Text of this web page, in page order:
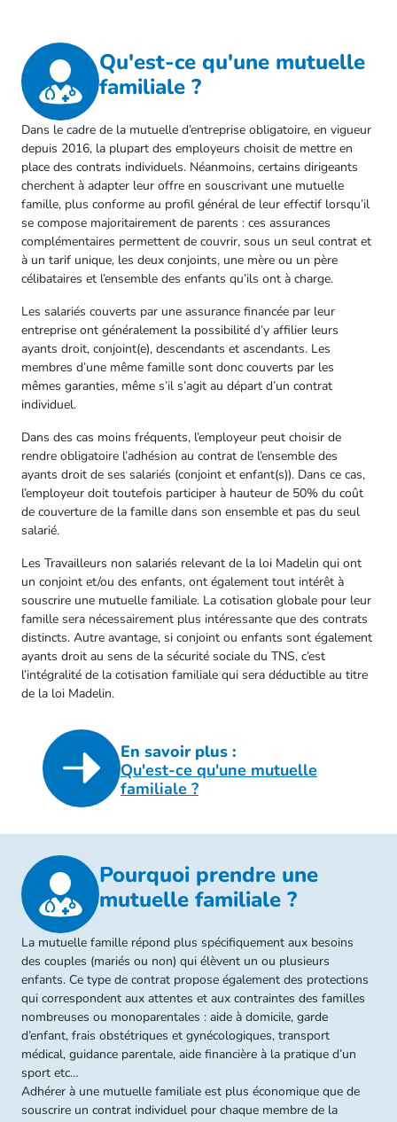
Qu'est-ce qu'une mutuelle
familiale ?
Dans le cadre de la mutuelle d’entreprise obligatoire, en vigueur
depuis 2016, la plupart des employeurs choisit de mettre en
place des contrats individuels. Néanmoins, certains dirigeants
cherchent à adapter leur offre en souscrivant une mutuelle
famille, plus conforme au profil général de leur effectif lorsqu’il
se compose majoritairement de parents : ces assurances
complémentaires permettent de couvrir, sous un seul contrat et
à un tarif unique, les deux conjoints, une mère ou un père
célibataires et l’ensemble des enfants qu’ils ont à charge.
Les salariés couverts par une assurance financée par leur
entreprise ont généralement la possibilité d’y affilier leurs
ayants droit, conjoint(e), descendants et ascendants. Les
membres d’une même famille sont donc couverts par les
mêmes garanties, même s’il s’agit au départ d’un contrat
individuel.
Dans des cas moins fréquents, l’employeur peut choisir de
rendre obligatoire l’adhésion au contrat de l’ensemble des
ayants droit de ses salariés (conjoint et enfant(s)). Dans ce cas,
l’employeur doit toutefois participer à hauteur de 50% du coût
de couverture de la famille dans son ensemble et pas du seul
salarié.
Les Travailleurs non salariés relevant de la loi Madelin qui ont
un conjoint et/ou des enfants, ont également tout intérêt à
souscrire une mutuelle familiale. La cotisation globale pour leur
famille sera nécessairement plus intéressante que des contrats
distincts. Autre avantage, si conjoint ou enfants sont également
ayants droit au sens de la sécurité sociale du TNS, c’est
l’intégralité de la cotisation familiale qui sera déductible au titre
de la loi Madelin.
En savoir plus :
Qu'est-ce qu'une mutuelle
familiale ?
Pourquoi prendre une
mutuelle familiale ?
La mutuelle famille répond plus spécifiquement aux besoins
des couples (mariés ou non) qui élèvent un ou plusieurs
enfants. Ce type de contrat propose également des protections
qui correspondent aux attentes et aux contraintes des familles
nombreuses ou monoparentales : aide à domicile, garde
d’enfant, frais obstétriques et gynécologiques, transport
médical, guidance parentale, aide financière à la pratique d’un
sport etc…
Adhérer à une mutuelle familiale est plus économique que de
souscrire un contrat individuel pour chaque membre de la